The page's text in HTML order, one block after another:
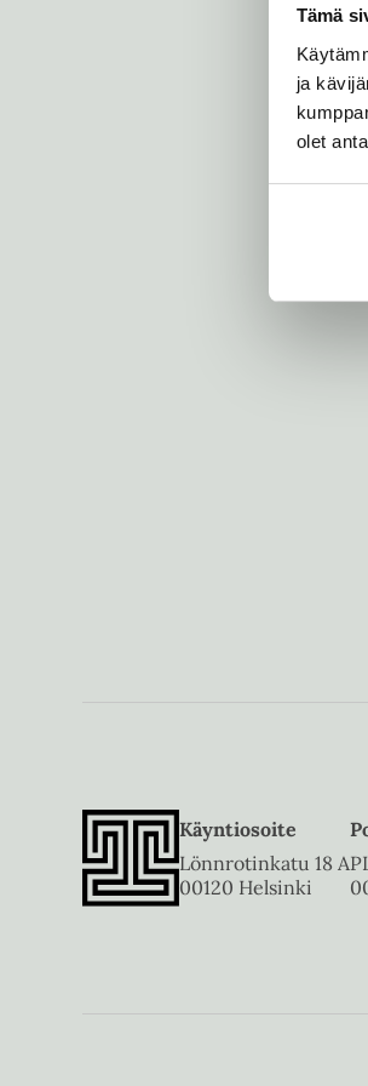
Tämä
ja
olet
Käyntiosoite
Lönnrotinkatu 18 A
00120 Helsinki